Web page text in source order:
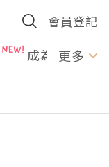
會員登記
成為U更多